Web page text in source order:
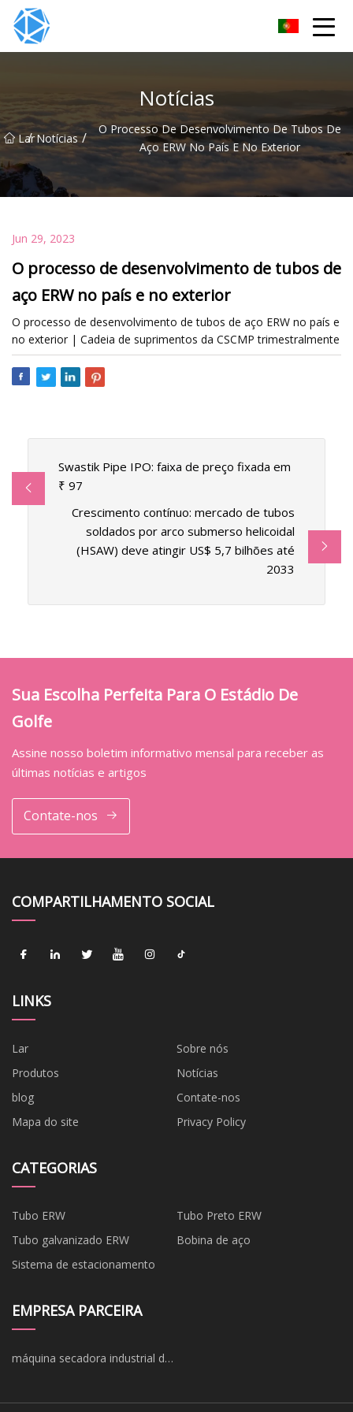
Notícias
Lar
/ Notícias /
O Processo De Desenvolvimento De Tubos De
Aço ERW No País E No Exterior
Jun 29, 2023
O processo de desenvolvimento de tubos de
aço ERW no país e no exterior
O processo de desenvolvimento de tubos de aço ERW no país e
no exterior | Cadeia de suprimentos da CSCMP trimestralmente
Swastik Pipe IPO: faixa de preço fixada em
₹ 97
Crescimento contínuo: mercado de tubos
soldados por arco submerso helicoidal
(HSAW) deve atingir US$ 5,7 bilhões até
2033
Sua Escolha Perfeita Para O Estádio De
Golfe
Assine nosso boletim informativo mensal para receber as
últimas notícias e artigos
Contate-nos
COMPARTILHAMENTO SOCIAL
LINKS
Lar
Sobre nós
Produtos
Notícias
blog
Contate-nos
Mapa do site
Privacy Policy
CATEGORIAS
Tubo ERW
Tubo Preto ERW
Tubo galvanizado ERW
Bobina de aço
Sistema de estacionamento
EMPRESA PARCEIRA
máquina secadora industrial de